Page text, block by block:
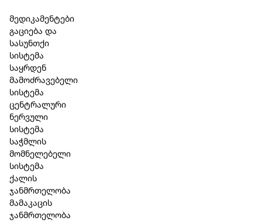
მედიკამენტები
გაციება და
სასუნთქი
სისტემა
საყრდენ
მამოძრავებელი
სისტემა
ცენტრალური
ნერვული
სისტემა
საჭმლის
მომნელებელი
სისტემა
ქალის
ჯანმრთელობა
მამაკაცის
ჯანმრთელობა